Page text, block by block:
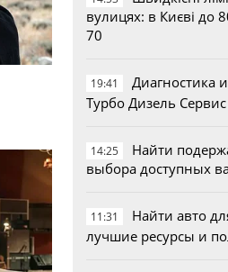
вулицях: в Києві до
70
19:41
Диагностика
Турбо Дизель Сервис
14:25
Найти
выбора доступных
11:31
Найти авто
лучшие ресурсы и